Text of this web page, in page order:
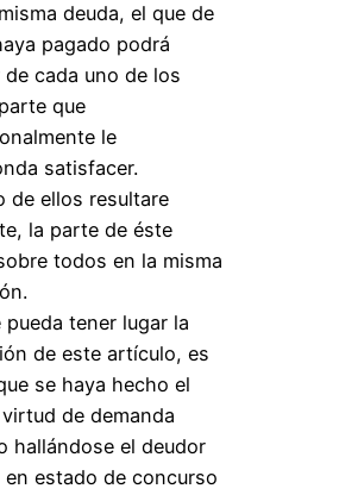
deuda, el que de
pagado podrá
de cada uno de los
que
le
satisfacer.
de ellos resultare
la parte de éste
todos en la misma
pueda tener lugar la
de este artículo, es
se haya hecho el
de demanda
hallándose el deudor
en estado de concurso